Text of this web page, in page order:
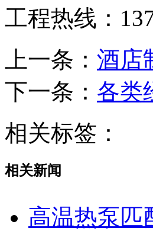
工程热线：
上一条： 酒店
下一条： 各类
相关标签：
相关新闻
高温热泵匹